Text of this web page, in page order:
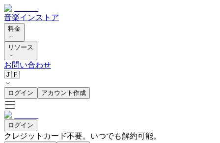
音楽インストア
料金
リソース
お問い合わせ
🇯🇵
ログイン アカウント作成
ログイン
クレジットカード不要。いつでも解約可能。